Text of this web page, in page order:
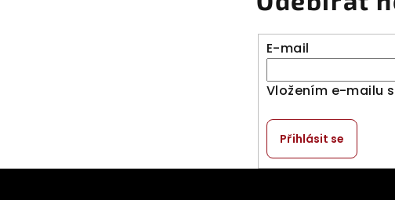
E-mail
Vložením e-mailu
Přihlásit se